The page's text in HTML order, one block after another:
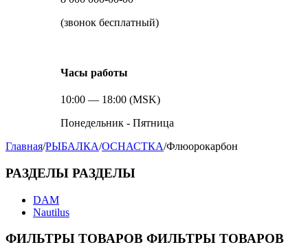
(звонок бесплатный)
Часы работы
10:00 — 18:00 (MSK)
Понедельник - Пятница
Главная/РЫБАЛКА/ОСНАСТКА/Флюорокарбон
РАЗДЕЛЫ РАЗДЕЛЫ
DAM
Nautilus
ФИЛЬТРЫ ТОВАРОВ ФИЛЬТРЫ ТОВАРОВ